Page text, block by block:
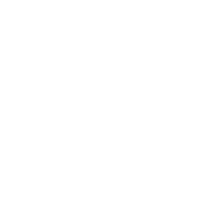
autor.
de 500 de
sau bloguri)
primul alineat,
integrală a